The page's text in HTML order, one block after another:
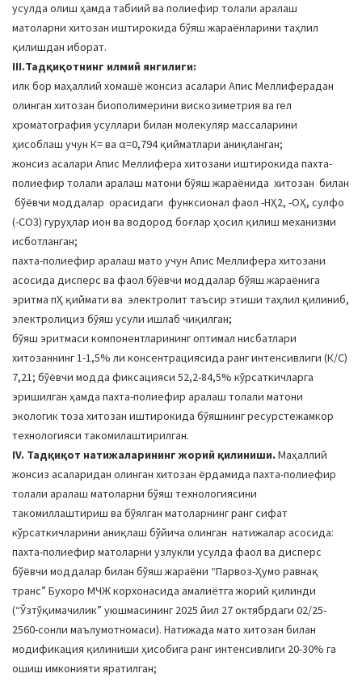
усулда олиш ҳамда табиий ва полиефир толали аралаш
матоларни хитозан иштирокида бўяш жараёнларини таҳлил
қилишдан иборат.
III.Тадқиқотнинг илмий янгилиги:
илк бор маҳаллий хомашё жонсиз асалари Апис Меллиферадан
олинган хитозан биополимерини вискозиметрия ва гел
хроматография усуллари билан молекуляр массаларини
ҳисоблаш учун К= ва α=0,794 қийматлари аниқланган;
жонсиз асалари Апис Меллифера хитозани иштирокида пахта-
полиефир толали аралаш матони бўяш жараёнида хитозан билан
бўёвчи моддалар орасидаги функсионал фаол -НҲ2, -ОҲ, сулфо
(-СО3) гуруҳлар ион ва водород боғлар ҳосил қилиш механизми
исботланган;
пахта-полиефир аралаш мато учун Апис Меллифера хитозани
асосида дисперс ва фаол бўёвчи моддалар бўяш жараёнига
эритма пҲ қиймати ва электролит таъсир этиши таҳлил қилиниб,
электролициз бўяш усули ишлаб чиқилган;
бўяш эритмаси компонентларининг оптимал нисбатлари
хитозаннинг 1-1,5% ли консентрациясида ранг интенсивлиги (К/С)
7,21; бўёвчи модда фиксацияси 52,2-84,5% кўрсаткичларга
эришилган ҳамда пахта-полиефир аралаш толали матони
экологик тоза хитозан иштирокида бўяшнинг ресурстежамкор
технологияси такомилаштирилган.
IV. Тадқиқот натижаларининг жорий қилиниши. Маҳаллий
жонсиз асаларидан олинган хитозан ёрдамида пахта-полиефир
толали аралаш матоларни бўяш технологиясини
такомиллаштириш ва бўялган матоларнинг ранг сифат
кўрсаткичларини аниқлаш бўйича олинган натижалар асосида:
пахта-полиефир матоларни узлукли усулда фаол ва дисперс
бўёвчи моддалар билан бўяш жараёни “Парвоз-Ҳумо равнақ
транс” Бухоро МЧЖ корхонасида амалиётга жорий қилинди
(“Ўзтўқимачилик” уюшмасининг 2025 йил 27 октябрдаги 02/25-
2560-сонли маълумотномаси). Натижада мато хитозан билан
модификация қилиниши ҳисобига ранг интенсивлиги 20-30% га
ошиш имконияти яратилган;